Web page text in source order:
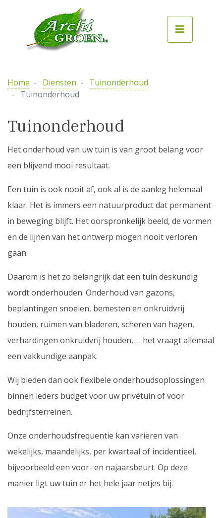
Home Diensten
Tuinonderhoud
Tuinonderhoud
Tuinonderhoud
Het onderhoud van uw tuin is van groot belang voor
een blijvend mooi resultaat.
Een tuin is ook nooit af, ook al is de aanleg helemaal
klaar. Het is immers een natuurproduct dat permanent
in beweging blijft. Het oorspronkelijk beeld, de vormen
en de lijnen van het ontwerp mogen nooit verloren
gaan.
Daarom is het zo belangrijk dat een tuin deskundig
wordt onderhouden. Onderhoud van gazons,
beplantingen snoeien, bemesten en onkruidvrij
houden, ruimen van bladeren, scheren van hagen,
verhardingen onkruidvrij houden, … het vraagt allemaal
een vakkundige aanpak.
Wij bieden dan ook flexibele onderhoudsoplossingen
binnen ieders budget voor uw privétuin of voor
bedrijfsterreinen.
Onze onderhoudsfrequentie kan variëren van
wekelijks, maandelijks, per kwartaal of incidentieel,
bijvoorbeeld een voor- en najaarsbeurt. Op deze
manier ligt uw tuin er het hele jaar netjes bij.